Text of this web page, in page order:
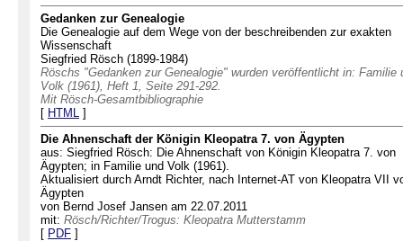
Gedanken zur Genealogie
Die Genealogie auf dem Wege von der beschreibenden zur exakten
Wissenschaft
Siegfried Rösch (1899-1984)
Röschs "Gedanken zur Genealogie" wurden veröffentlicht in: Familie
Volk (1961), Heft 1, Seite 291-292.
Mit Rösch-Gesamtbibliographie
[ HTML ]
Die Ahnenschaft der Königin Kleopatra 7. von Ägypten
aus: Siegfried Rösch: Die Ahnenschaft von Königin Kleopatra 7. von
Ägypten; in Familie und Volk (1961).
Aktualisiert durch Arndt Richter, nach Internet-AT von Kleopatra VII
Ägypten
von Bernd Josef Jansen am 22.07.2011
mit: Rösch/Richter/Trogus: Kleopatra Mutterstamm
[ PDF ]